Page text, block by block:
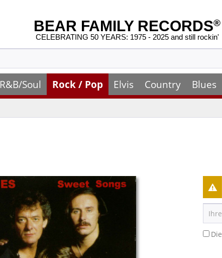
BEAR FAMILY RECORDS®
CELEBRATING 50 YEARS: 1975 - 2025 and still rockin'
R&B/Soul Rock / Pop Elvis Country Blues
Die